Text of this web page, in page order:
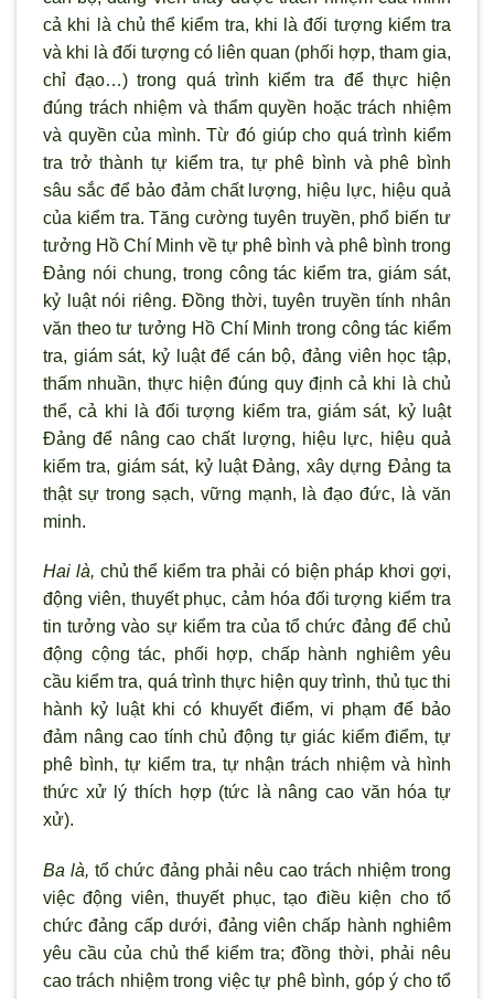
cả khi là chủ thể kiểm tra, khi là đối tượng kiểm tra
và khi là đối tượng có liên quan (phối hợp, tham gia,
chỉ đạo…) trong quá trình kiểm tra để thực hiện
đúng trách nhiệm và thẩm quyền hoặc trách nhiệm
và quyền của mình. Từ đó giúp cho quá trình kiểm
tra trở thành tự kiểm tra, tự phê bình và phê bình
sâu sắc để bảo đảm chất lượng, hiệu lực, hiệu quả
của kiểm tra. Tăng cường tuyên truyền, phổ biến tư
tưởng Hồ Chí Minh về tự phê bình và phê bình trong
Đảng nói chung, trong công tác kiểm tra, giám sát,
kỷ luật nói riêng. Đồng thời, tuyên truyền tính nhân
văn theo tư tưởng Hồ Chí Minh trong công tác kiểm
tra, giám sát, kỷ luật để cán bộ, đảng viên học tập,
thấm nhuần, thực hiện đúng quy định cả khi là chủ
thể, cả khi là đối tượng kiểm tra, giám sát, kỷ luật
Đảng để nâng cao chất lượng, hiệu lực, hiệu quả
kiểm tra, giám sát, kỷ luật Đảng, xây dựng Đảng ta
thật sự trong sạch, vững mạnh, là đạo đức, là văn
minh.
Hai là, chủ thể kiểm tra phải có biện pháp khơi gợi,
động viên, thuyết phục, cảm hóa đối tượng kiểm tra
tin tưởng vào sự kiểm tra của tổ chức đảng để chủ
động cộng tác, phối hợp, chấp hành nghiêm yêu
cầu kiểm tra, quá trình thực hiện quy trình, thủ tục thi
hành kỷ luật khi có khuyết điểm, vi phạm để bảo
đảm nâng cao tính chủ động tự giác kiểm điểm, tự
phê bình, tự kiểm tra, tự nhận trách nhiệm và hình
thức xử lý thích hợp (tức là nâng cao văn hóa tự
xử).
Ba là, tổ chức đảng phải nêu cao trách nhiệm trong
việc động viên, thuyết phục, tạo điều kiện cho tổ
chức đảng cấp dưới, đảng viên chấp hành nghiêm
yêu cầu của chủ thể kiểm tra; đồng thời, phải nêu
cao trách nhiệm trong việc tự phê bình, góp ý cho tổ